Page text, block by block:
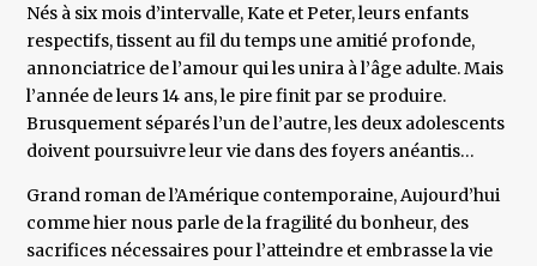
Nés à six mois d’intervalle, Kate et Peter, leurs enfants
respectifs, tissent au fil du temps une amitié profonde,
annonciatrice de l’amour qui les unira à l’âge adulte. Mais
l’année de leurs 14 ans, le pire finit par se produire.
Brusquement séparés l’un de l’autre, les deux adolescents
doivent poursuivre leur vie dans des foyers anéantis…
Grand roman de l’Amérique contemporaine, Aujourd’hui
comme hier nous parle de la fragilité du bonheur, des
sacrifices nécessaires pour l’atteindre et embrasse la vie